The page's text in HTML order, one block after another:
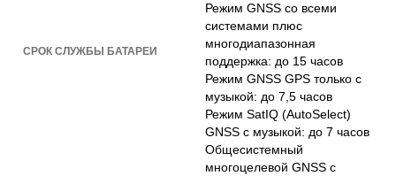
СРОК СЛУЖБЫ БАТАРЕИ
Режим GNSS со всеми
системами плюс
многодиапазонная
поддержка: до 15 часов
Режим GNSS GPS только с
музыкой: до 7,5 часов
Режим SatIQ (AutoSelect)
GNSS с музыкой: до 7 часов
Общесистемный
многоцелевой GNSS с